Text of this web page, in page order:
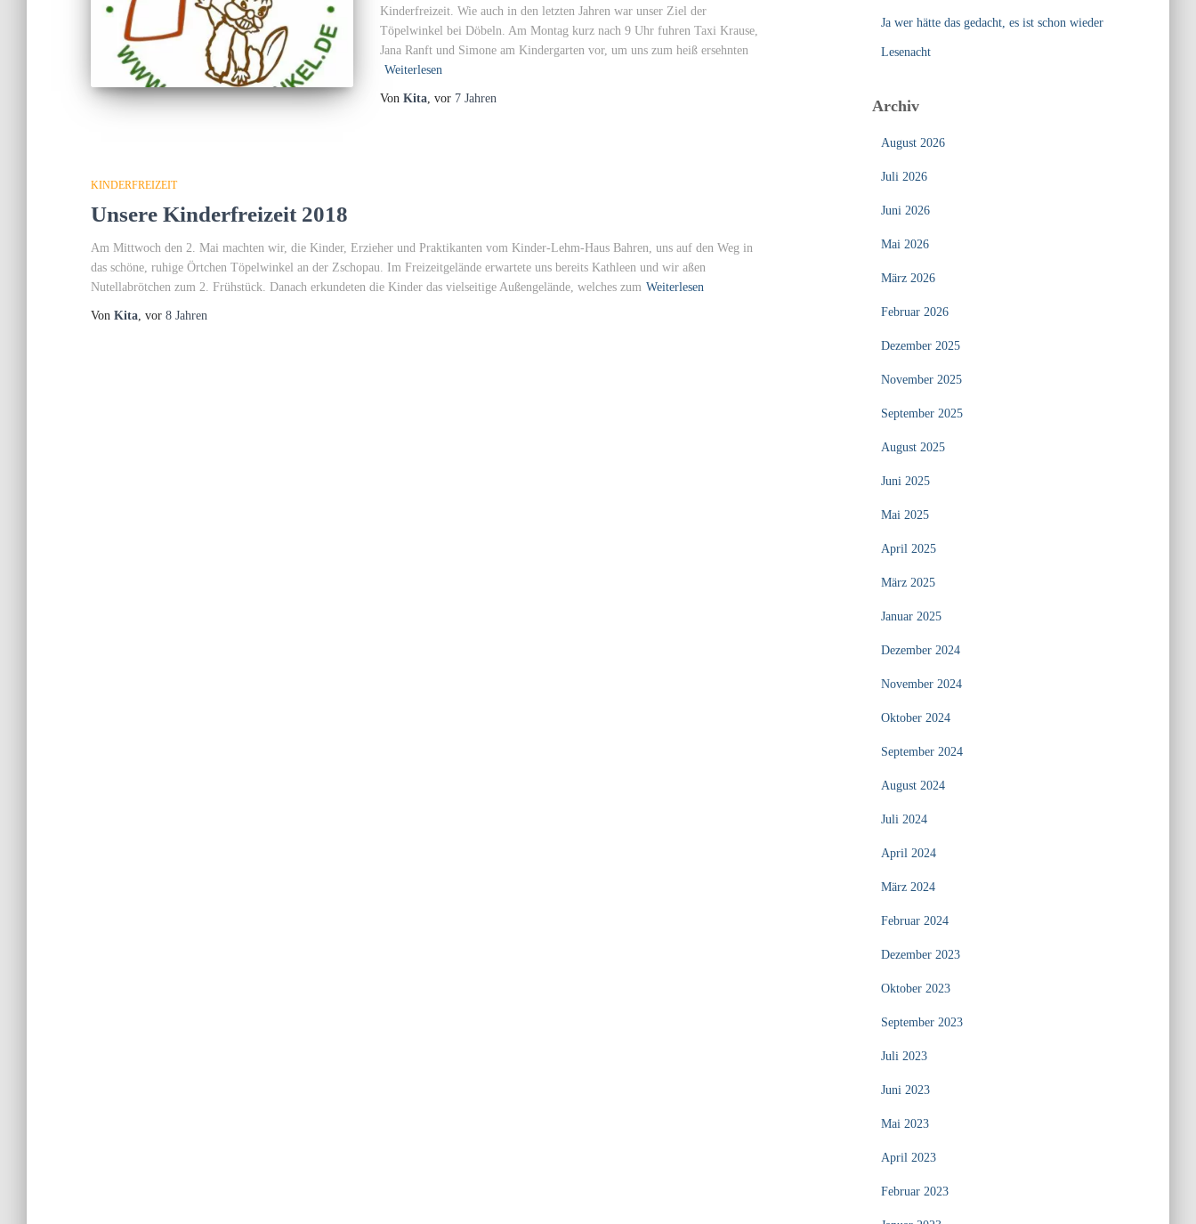
Kinderfreizeit. Wie auch in den letzten Jahren war unser Ziel der
Töpelwinkel bei Döbeln. Am Montag kurz nach 9 Uhr fuhren Taxi Krause,
Jana Ranft und Simone am Kindergarten vor, um uns zum heiß ersehnten
Weiterlesen
Von Kita, vor 7 Jahren
KINDERFREIZEIT
Unsere Kinderfreizeit 2018
Am Mittwoch den 2. Mai machten wir, die Kinder, Erzieher und Praktikanten vom Kinder-Lehm-Haus Bahren, uns auf den Weg in
das schöne, ruhige Örtchen Töpelwinkel an der Zschopau. Im Freizeitgelände erwartete uns bereits Kathleen und wir aßen
Nutellabrötchen zum 2. Frühstück. Danach erkundeten die Kinder das vielseitige Außengelände, welches zum Weiterlesen
Von Kita, vor 8 Jahren
Ja wer hätte das gedacht, es ist schon wieder
Lesenacht
Archiv
August 2026
Juli 2026
Juni 2026
Mai 2026
März 2026
Februar 2026
Dezember 2025
November 2025
September 2025
August 2025
Juni 2025
Mai 2025
April 2025
März 2025
Januar 2025
Dezember 2024
November 2024
Oktober 2024
September 2024
August 2024
Juli 2024
April 2024
März 2024
Februar 2024
Dezember 2023
Oktober 2023
September 2023
Juli 2023
Juni 2023
Mai 2023
April 2023
Februar 2023